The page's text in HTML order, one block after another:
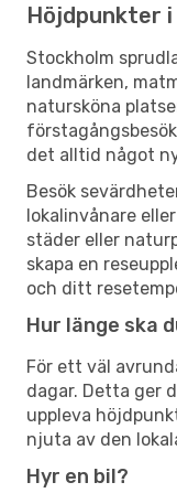
Höjdpunkter
Stockholm
landmärken,
natursköna
det alltid något
Besök
lokalinvånare
städer eller
skapa en
och ditt
Hur länge ska
För ett väl
dagar. Detta ger
uppleva
njuta av den
Hyr en bil?